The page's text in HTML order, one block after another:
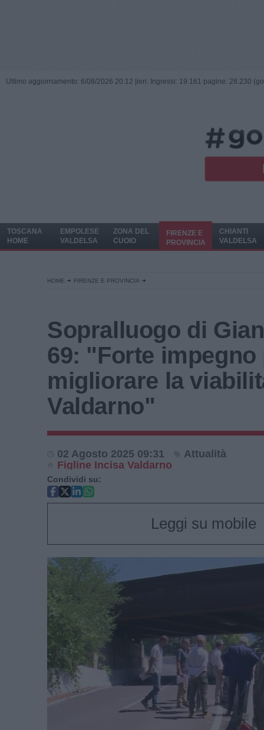
Ultimo aggiornamento: 6/08/2026 20:12 | ieri: Ingressi: 19.161 pagine: 28.230
TOSCANA
HOME
EMPOLESE
VALDELSA
ZONA DEL
CUOIO
FIRENZE E
PROVINCIA
CHIANTI
VALDELSA
HOME FIRENZE E PROVINCIA
Sopralluogo di
69: "Forte impegno
migliorare la
Valdarno"
02 Agosto 2025 09:31
Attualità
Figline Incisa Valdarno
Condividi su:
Leggi su mobile